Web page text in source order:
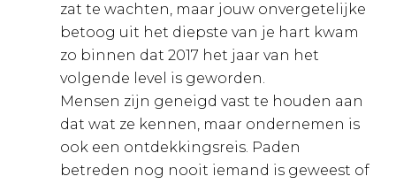
zat te wachten, maar jouw onvergetelijke
betoog uit het diepste van je hart kwam
zo binnen dat 2017 het jaar van het
volgende level is geworden.
Mensen zijn geneigd vast te houden aan
dat wat ze kennen, maar ondernemen is
ook een ontdekkingsreis. Paden
betreden nog nooit iemand is geweest of